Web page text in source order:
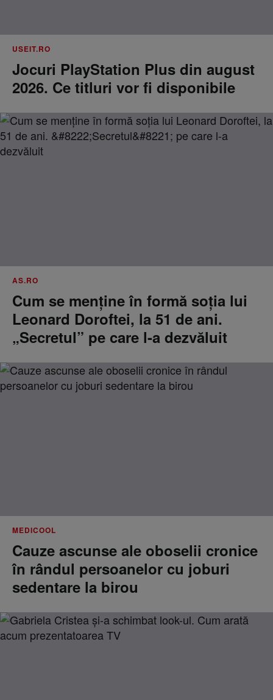
USEIT.RO
Jocuri PlayStation Plus din august
2026. Ce titluri vor fi disponibile
AS.RO
Cum se menţine în formă soţia lui
Leonard Doroftei, la 51 de ani.
„Secretul” pe care l-a dezvăluit
MEDICOOL
Cauze ascunse ale oboselii cronice
în rândul persoanelor cu joburi
sedentare la birou